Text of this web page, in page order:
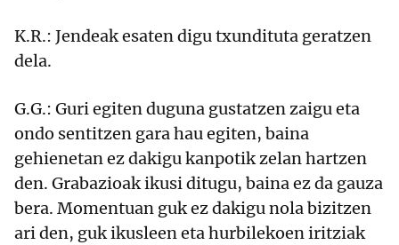
K.R.: Jendeak esaten digu txundituta geratzen
dela.
G.G.: Guri egiten duguna gustatzen zaigu eta
ondo sentitzen gara hau egiten, baina
gehienetan ez dakigu kanpotik zelan hartzen
den. Grabazioak ikusi ditugu, baina ez da gauza
bera. Momentuan guk ez dakigu nola bizitzen
ari den, guk ikusleen eta hurbilekoen iritziak